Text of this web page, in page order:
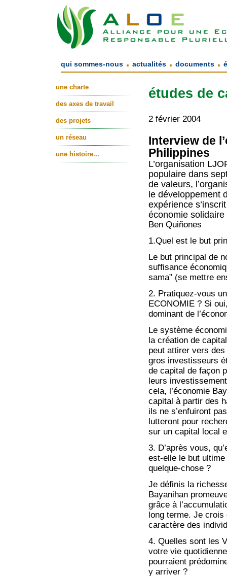
qui sommes-nous . actualités . documents .
une charte
des axes de travail
des projets
un réseau
une histoire...
études de
2 février 2004
Interview de
Philippines
L’organisation
populaire dans
de valeurs,
le développement
expérience
économie
Ben Quiñones
1.Quel est le but
Le but principal de
suffisance
sama” (se mettre
2. Pratiquez-vous
ECONOMIE ? Si
dominant de
Le système
la création de
peut attirer vers
gros investisseurs
de capital de façon
leurs
cela, l’économie
capital à partir des
ils ne s’enfuiront
lutteront pour
sur un capital local
3. D’après vous,
est-elle le but
quelque-chose ?
Je définis la
Bayanihan
grâce à
long terme. Je
caractère des
4. Quelles sont les
votre vie
pourraient
y arriver ?